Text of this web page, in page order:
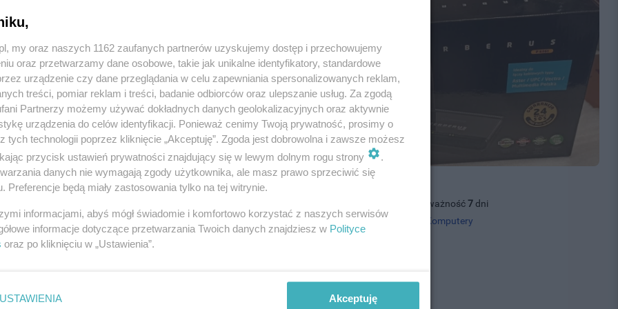
, kategoria: Komputery
Data: 01.08.2026, wyświetleń: 20, ważność7dni
Tczew, tel.503571440, kategoria: Komputery
100.00 zł
my oraz naszych 1162 zaufanych partnerów uzyskujemy dostęp i przechowujemy
oraz przetwarzamy dane osobowe, takie jak unikalne identyfikatory, standardowe
urządzenie czy dane przeglądania w celu zapewniania spersonalizowanych reklam,
treści, pomiar reklam i treści, badanie odbiorców oraz ulepszanie usług. Za zgodą
Partnerzy możemy używać dokładnych danych geolokalizacyjnych oraz aktywnie
urządzenia do celów identyfikacji. Ponieważ cenimy Twoją prywatność, prosimy o
tych technologii poprzez kliknięcie „Akceptuję”. Zgoda jest dobrowolna i zawsze możesz
przycisk ustawień prywatności znajdujący się w lewym dolnym rogu strony
danych nie wymagają zgody użytkownika, ale masz prawo sprzeciwić się
Preferencje będą miały zastosowania tylko na tej witrynie.
informacjami, abyś mógł świadomie i komfortowo korzystać z naszych serwisów
informacje dotyczące przetwarzania Twoich danych znajdziesz w Polityce
oraz po kliknięciu w „Ustawienia”.
USTAWIENIA Akceptuję